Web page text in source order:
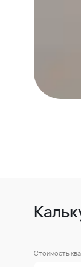
Стоимость